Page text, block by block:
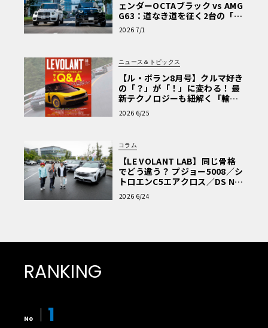
ェンダーOCTAブラック vs AMG
G63：道なき道を征く2台の「対
極的アプローチ」
2026 7/1
ニュース＆トピックス
【ル・ボラン8月号】クルマ好き
の「？」が「！」に変わる！ 最
新テクノロジーも紐解く「輸入
車Q&A」
2026 6/25
コラム
【LE VOLANT LAB】同じ骨格
でどう違う？ プジョー5008／シ
トロエンC5エアクロス／DS Nº4
読者一気乗りレポート
2026 6/24
RANKING
No 1